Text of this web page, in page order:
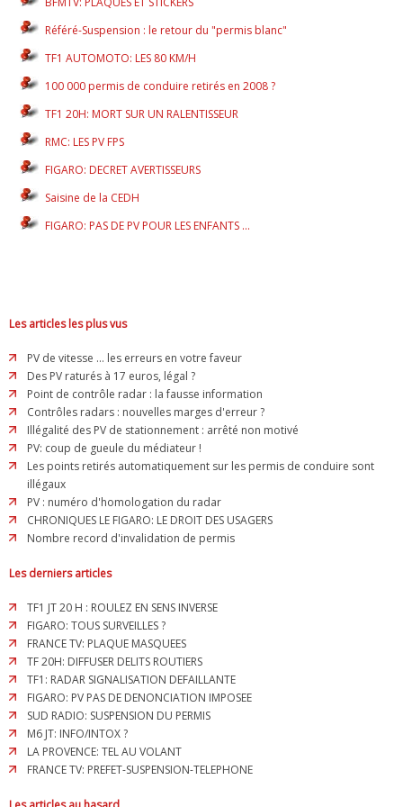
Référé-Suspension : le retour du "permis blanc"
TF1 AUTOMOTO: LES 80 KM/H
100 000 permis de conduire retirés en 2008 ?
TF1 20H: MORT SUR UN RALENTISSEUR
RMC: LES PV FPS
FIGARO: DECRET AVERTISSEURS
Saisine de la CEDH
FIGARO: PAS DE PV POUR LES ENFANTS ...
Les articles les plus vus
PV de vitesse ... les erreurs en votre faveur
Des PV raturés à 17 euros, légal ?
Point de contrôle radar : la fausse information
Contrôles radars : nouvelles marges d'erreur ?
Illégalité des PV de stationnement : arrêté non motivé
PV: coup de gueule du médiateur !
Les points retirés automatiquement sur les permis de conduire sont
illégaux
PV : numéro d'homologation du radar
CHRONIQUES LE FIGARO: LE DROIT DES USAGERS
Nombre record d'invalidation de permis
Les derniers articles
TF1 JT 20 H : ROULEZ EN SENS INVERSE
FIGARO: TOUS SURVEILLES ?
FRANCE TV: PLAQUE MASQUEES
TF 20H: DIFFUSER DELITS ROUTIERS
TF1: RADAR SIGNALISATION DEFAILLANTE
FIGARO: PV PAS DE DENONCIATION IMPOSEE
SUD RADIO: SUSPENSION DU PERMIS
M6 JT: INFO/INTOX ?
LA PROVENCE: TEL AU VOLANT
FRANCE TV: PREFET-SUSPENSION-TELEPHONE